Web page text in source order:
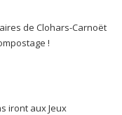
de Clohars-Carnoët
!
iront aux Jeux